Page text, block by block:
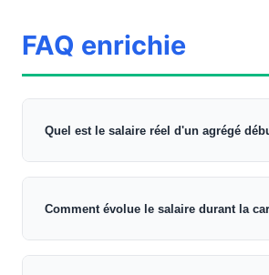
FAQ enrichie
Quel est le salaire réel d'un agrégé
Comment évolue le salaire durant la